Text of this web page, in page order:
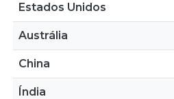
Estados Unidos
Austrália
China
Índia